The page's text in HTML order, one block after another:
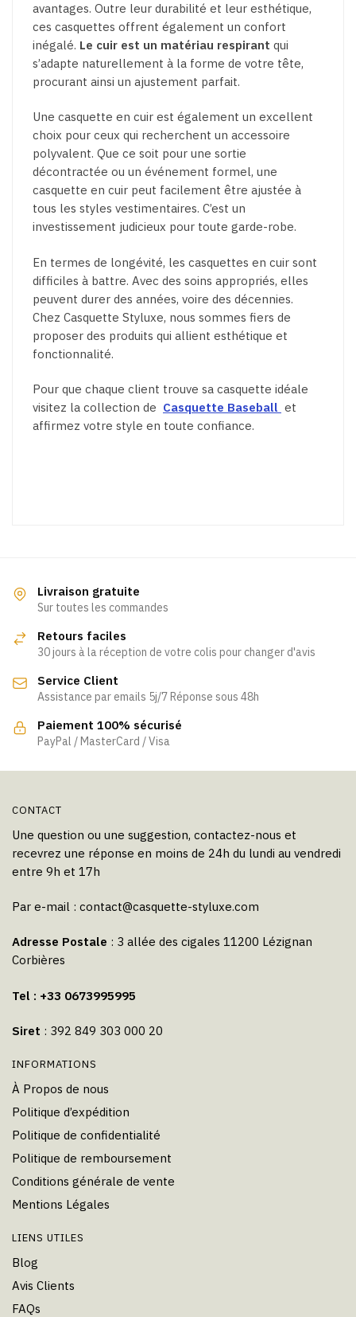
avantages. Outre leur durabilité et leur esthétique,
ces casquettes offrent également un confort
inégalé. Le cuir est un matériau respirant qui
s’adapte naturellement à la forme de votre tête,
procurant ainsi un ajustement parfait.
Une casquette en cuir est également un excellent
choix pour ceux qui recherchent un accessoire
polyvalent. Que ce soit pour une sortie
décontractée ou un événement formel, une
casquette en cuir peut facilement être ajustée à
tous les styles vestimentaires. C’est un
investissement judicieux pour toute garde-robe.
En termes de longévité, les casquettes en cuir sont
difficiles à battre. Avec des soins appropriés, elles
peuvent durer des années, voire des décennies.
Chez Casquette Styluxe, nous sommes fiers de
proposer des produits qui allient esthétique et
fonctionnalité.
Pour que chaque client trouve sa casquette idéale
visitez la collection de Casquette Baseball et
affirmez votre style en toute confiance.
Livraison gratuite
Sur toutes les commandes
Retours faciles
30 jours à la réception de votre colis pour changer d'avis
Service Client
Assistance par emails 5j/7 Réponse sous 48h
Paiement 100% sécurisé
PayPal / MasterCard / Visa
CONTACT
Une question ou une suggestion, contactez-nous et
recevrez une réponse en moins de 24h du lundi au vendredi
entre 9h et 17h
Par e-mail : contact@casquette-styluxe.com
Adresse Postale : 3 allée des cigales 11200 Lézignan
Corbières
Tel : +33 0673995995
Siret : 392 849 303 000 20
INFORMATIONS
À Propos de nous
Politique d’expédition
Politique de confidentialité
Politique de remboursement
Conditions générale de vente
Mentions Légales
LIENS UTILES
Blog
Avis Clients
FAQs